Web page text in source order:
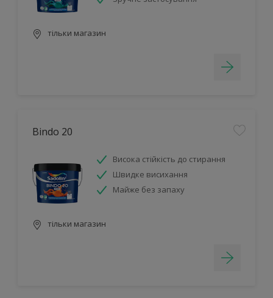
тільки магазин
Bindo 20
Висока стійкість до стирання
Швидке висихання
Майже без запаху
тільки магазин